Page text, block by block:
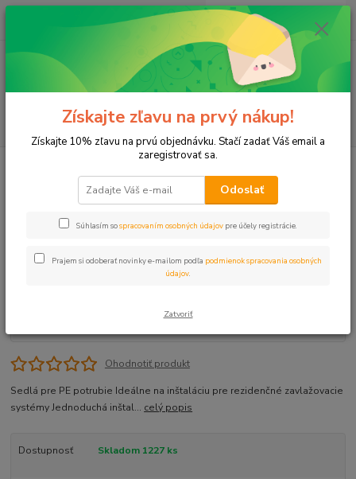
Menu
(Po-Pia, 8-17 hod.)
ks
za0 €
Navrtávací pás 25x3/4" KwikTap samonavrtávací
Navrtávací pás 25x3/4" KwikTap
samonavrtávací
Ohodnotiť produkt
Sedlá pre PE potrubie Ideálne na inštaláciu pre rezidenčné zavlažovacie
systémy Jednoduchá inštal... celý popis
Dostupnosť Skladom 1227 ks
Získajte zľavu na prvý nákup!
Získajte 10% zľavu na prvú objednávku. Stačí zadať Váš email a
zaregistrovať sa.
Odoslať
Súhlasím sospracovaním osobných údajov pre účely registrácie.
Prajem si odoberať novinky e-mailom podľa podmienok spracovania osobných
údajov
Zatvoriť